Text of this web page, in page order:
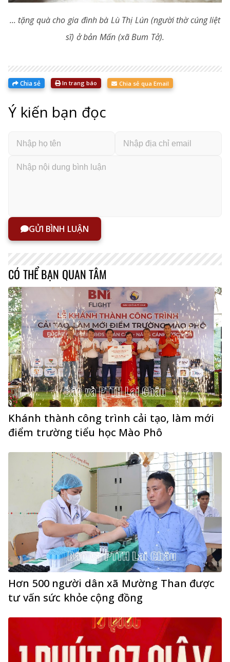
... tặng quà cho gia đình bà Lù Thị Lún (người thờ cúng liệt
sĩ) ở bản Mấn (xã Bum Tở).
Chia sẻ In trang báo Chia sẻ qua Email
Ý kiến bạn đọc
GỬI BÌNH LUẬN
CÓ THỂ BẠN QUAN TÂM
Khánh thành công trình cải tạo, làm mới
điểm trường tiểu học Mào Phô
Hơn 500 người dân xã Mường Than được
tư vấn sức khỏe cộng đồng